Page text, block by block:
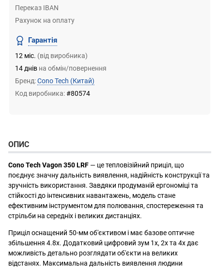
Переказ IBAN
Рахунок на оплату
Гарантія
12 міс. (від виробника)
14 днів на обмін/повернення
Бренд:Cono Tech (Китай)
Код виробника:#80574
ОПИС
Cono Tech Vagon 350 LRF — це тепловізійний приціл, що
поєднує значну дальність виявлення, надійність конструкції та
зручність використання. Завдяки продуманій ергономіці та
стійкості до інтенсивних навантажень, модель стане
ефективним інструментом для полювання, спостереження та
стрільби на середніх і великих дистанціях.
Приціл оснащений 50-мм об'єктивом і має базове оптичне
збільшення 4.8x. Додатковий цифровий зум 1x, 2x та 4x дає
можливість детально розглядати об'єкти на великих
відстанях. Максимальна дальність виявлення людини